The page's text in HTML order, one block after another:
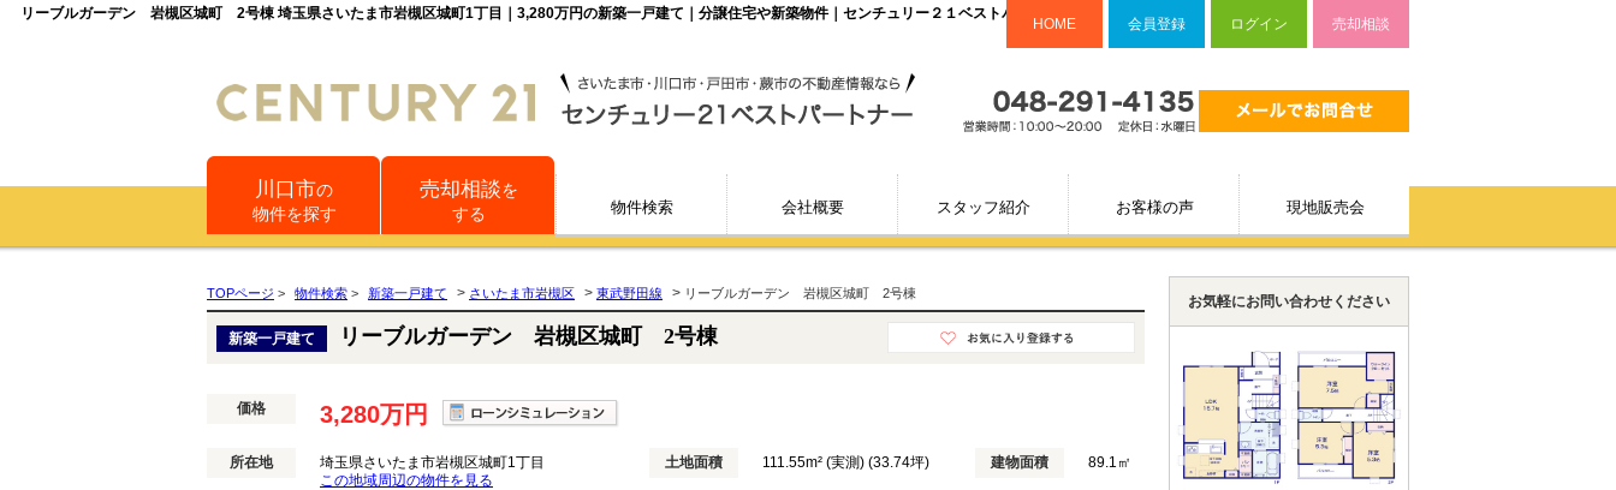
リーブルガーデン 岩槻区城町 2号棟 埼玉県さいたま市岩槻区城町1丁目｜3,280万円の新築一戸建て｜分譲住宅や新築物件｜センチュリー２１ベストパートナー
HOME 会員登録 ログイン 売却相談
川口市の
物件を探す
売却相談を
する
物件検索 会社概要 スタッフ紹介 お客様の声 現地販売会
TOPページ > 物件検索 > 新築一戸建て > さいたま市岩槻区 > 東武野田線 > リーブルガーデン 岩槻区城町 2号棟
新築一戸建て リーブルガーデン 岩槻区城町 2号棟
価格 3,280万円
所在地
埼玉県さいたま市岩槻区城町1丁目
この地域周辺の物件を見る
土地面積 111.55m² (実測) (33.74坪) 建物面積 89.1㎡
お気軽にお問い合わせください